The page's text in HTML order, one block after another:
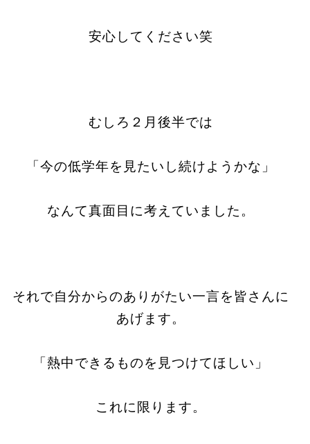
安心してください笑
むしろ２月後半では
「今の低学年を見たいし続けようかな」
なんて真面目に考えていました。
それで自分からのありがたい一言を皆さんに
あげます。
「熱中できるものを見つけてほしい」
これに限ります。